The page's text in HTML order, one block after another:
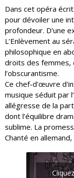
Dans cet opéra
pour dévoiler une
profondeur. D’une
L’Enlèvement au
philosophique en
droits des femmes,
l’obscurantisme.
Ce chef-d'œuvre
musique séduit par
allégresse de la
dont l’équilibre
sublime. La
Chanté en